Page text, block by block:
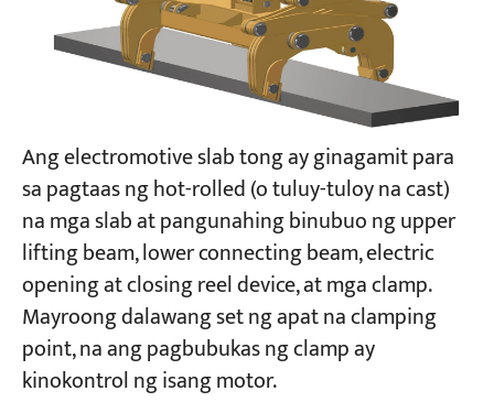
Ang electromotive slab tong ay ginagamit para
sa pagtaas ng hot-rolled (o tuluy-tuloy na cast)
na mga slab at pangunahing binubuo ng upper
lifting beam, lower connecting beam, electric
opening at closing reel device, at mga clamp.
Mayroong dalawang set ng apat na clamping
point, na ang pagbubukas ng clamp ay
kinokontrol ng isang motor.